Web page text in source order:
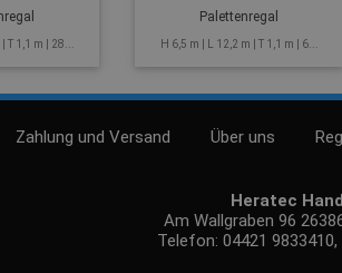
T 1,1 m | 28...
Palettenregal
H 6,5 m | L 12,2 m | T 1,1 m | 6...
Zahlung und Versand Über uns
Heratec
Am Wallgraben 96
Telefon: 04421 9833410,